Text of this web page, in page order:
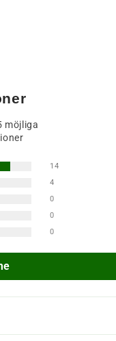
möjliga
14
4
0
0
0